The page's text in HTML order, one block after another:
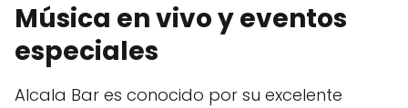
Música en vivo y eventos
especiales
Alcala Bar es conocido por su excelente